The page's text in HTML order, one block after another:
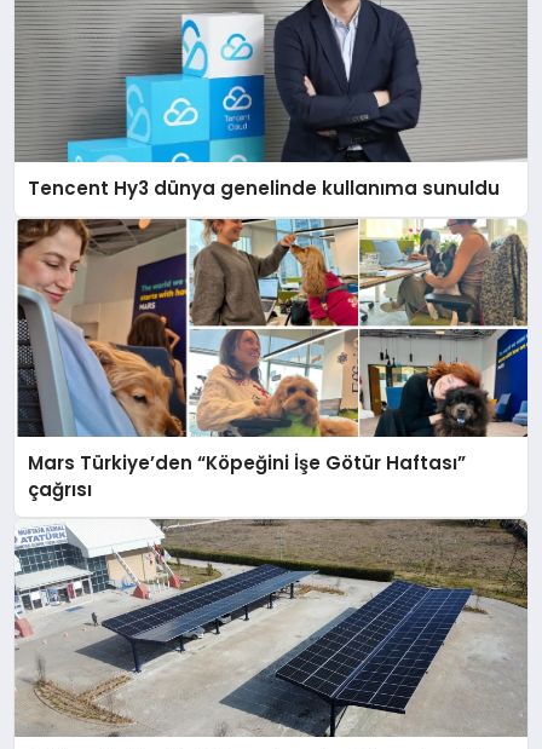
Tencent Hy3 dünya genelinde kullanıma sunuldu
Mars Türkiye’den “Köpeğini İşe Götür Haftası”
çağrısı